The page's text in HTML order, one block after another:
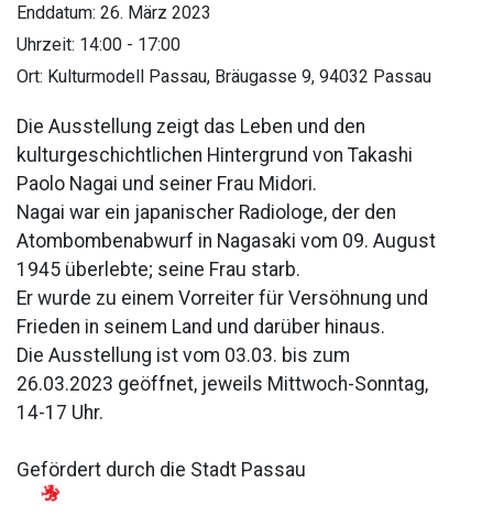
Enddatum: 26. März 2023
Uhrzeit: 14:00 - 17:00
Ort: Kulturmodell Passau, Bräugasse 9, 94032 Passau
Die Ausstellung zeigt das Leben und den
kulturgeschichtlichen Hintergrund von Takashi
Paolo Nagai und seiner Frau Midori.
Nagai war ein japanischer Radiologe, der den
Atombombenabwurf in Nagasaki vom 09. August
1945 überlebte; seine Frau starb.
Er wurde zu einem Vorreiter für Versöhnung und
Frieden in seinem Land und darüber hinaus.
Die Ausstellung ist vom 03.03. bis zum
26.03.2023 geöffnet, jeweils Mittwoch-Sonntag,
14-17 Uhr.
Gefördert durch die Stadt Passau